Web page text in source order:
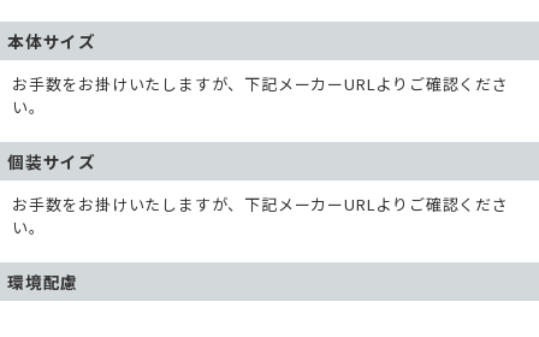
本体サイズ
お手数をお掛けいたしますが、下記メーカーURLよりご確認くださ
い。
個装サイズ
お手数をお掛けいたしますが、下記メーカーURLよりご確認くださ
い。
環境配慮